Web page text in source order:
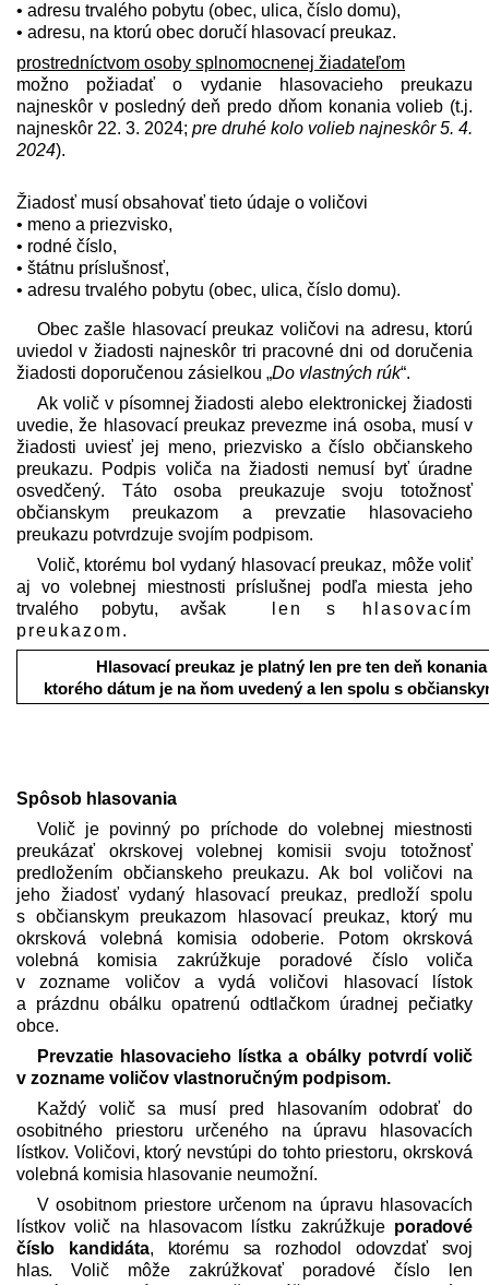
• adresu trvalého pobytu (obec, ulica, číslo domu),
• adresu, na ktorú obec doručí hlasovací preukaz.
prostredníctvom osoby splnomocnenej žiadateľom
možno požiadať o vydanie hlasovacieho preukazu
najneskôr v posledný deň predo dňom konania volieb (t.j.
najneskôr 22. 3. 2024; pre druhé kolo volieb najneskôr 5. 4.
2024).
Žiadosť musí obsahovať tieto údaje o voličovi
• meno a priezvisko,
• rodné číslo,
• štátnu príslušnosť,
• adresu trvalého pobytu (obec, ulica, číslo domu).
Obec zašle hlasovací preukaz voličovi na adresu, ktorú
uviedol v žiadosti najneskôr tri pracovné dni od doručenia
žiadosti doporučenou zásielkou „Do vlastných rúk“.
Ak volič v písomnej žiadosti alebo elektronickej žiadosti
uvedie, že hlasovací preukaz prevezme iná osoba, musí v
žiadosti uviesť jej meno, priezvisko a číslo občianskeho
preukazu. Podpis voliča na žiadosti nemusí byť úradne
osvedčený. Táto osoba preukazuje svoju totožnosť
občianskym preukazom a prevzatie hlasovacieho
preukazu potvrdzuje svojím podpisom.
Volič, ktorému bol vydaný hlasovací preukaz, môže voliť
aj vo volebnej miestnosti príslušnej podľa miesta jeho
trvalého pobytu, avšak
len s hlasovacím
preukazom.
Hlasovací preukaz je platný len pre ten deň
ktorého dátum je na ňom uvedený a len spolu s
Spôsob hlasovania
Volič je povinný po príchode do volebnej miestnosti
preukázať okrskovej volebnej komisii svoju totožnosť
predložením občianskeho preukazu. Ak bol voličovi na
jeho žiadosť vydaný hlasovací preukaz, predloží spolu
s občianskym preukazom hlasovací preukaz, ktorý mu
okrsková volebná komisia odoberie. Potom okrsková
volebná komisia zakrúžkuje poradové číslo voliča
v zozname voličov a vydá voličovi hlasovací lístok
a prázdnu obálku opatrenú odtlačkom úradnej pečiatky
obce.
Prevzatie hlasovacieho lístka a obálky potvrdí volič
v zozname voličov vlastnoručným podpisom.
Každý volič sa musí pred hlasovaním odobrať do
osobitného priestoru určeného na úpravu hlasovacích
lístkov. Voličovi, ktorý nevstúpi do tohto priestoru, okrsková
volebná komisia hlasovanie neumožní.
V osobitnom priestore určenom na úpravu hlasovacích
lístkov volič na hlasovacom lístku zakrúžkuje poradové
číslo kandidáta, ktorému sa rozhodol odovzdať svoj
hlas. Volič môže zakrúžkovať poradové číslo len